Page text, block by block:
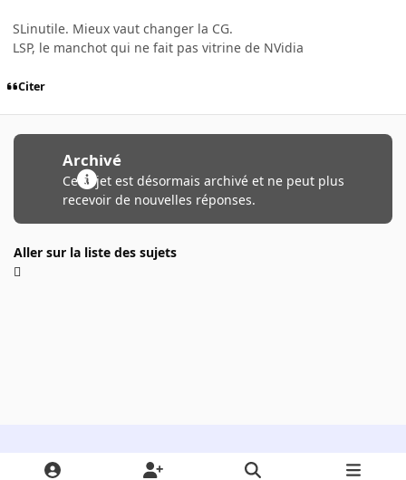
SLinutile. Mieux vaut changer la CG.
LSP, le manchot qui ne fait pas vitrine de NVidia
Citer
Archivé
Ce sujet est désormais archivé et ne peut plus
recevoir de nouvelles réponses.
Aller sur la liste des sujets
Light ModeDark ModeSystem Preference